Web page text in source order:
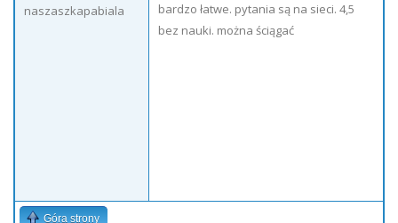
naszaszkapabiala
bardzo łatwe. pytania są na sieci. 4,5
bez nauki. można ściągać
Góra strony